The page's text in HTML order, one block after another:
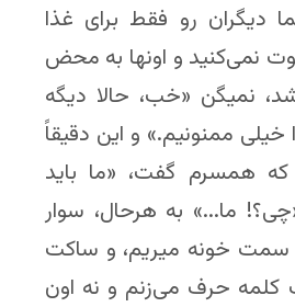
دیگران رو فقط برای غذا
نمی‌کنید و اونها به محض
نمیگن «خب، حالا دیگه
خیلی ممنونیم.» و این دقیقاً
همسرم گفت، «ما باید
ما...» به هرحال، سوار
سمت خونه میریم، و ساکت
حرف می‌زنم و نه اون